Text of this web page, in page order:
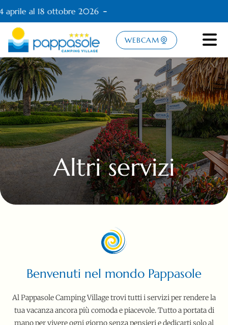
al 18 ottobre 2026
WEBCAM
Altri servizi
Benvenuti nel mondo Pappasole
Al Pappasole Camping Village trovi tutti i servizi per rendere la
tua vacanza ancora più comoda e piacevole. Tutto a portata di
mano per vivere ogni giorno senza pensieri e dedicarti solo al